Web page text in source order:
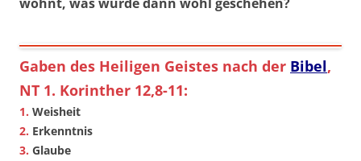
Gaben des Heiligen Geistes nach der Bibel,
NT 1. Korinther 12,8-11:
1. Weisheit
2. Erkenntnis
3. Glaube